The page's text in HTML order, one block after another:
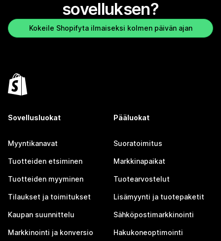
sovelluksen?
Kokeile Shopifyta ilmaiseksi kolmen päivän ajan
Sovellusluokat
Myyntikanavat
Tuotteiden etsiminen
Tuotteiden myyminen
Tilaukset ja toimitukset
Kaupan suunnittelu
Markkinointi ja konversio
Pääluokat
Suoratoimitus
Markkinapaikat
Tuotearvostelut
Lisämyynti ja tuotepaketit
Sähköpostimarkkinointi
Hakukoneoptimointi